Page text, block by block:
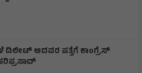
ಡಿಲೀಟ್ ಆದವರ ಪತ್ತೆಗೆ ಕಾಂಗ್ರೆಸ್